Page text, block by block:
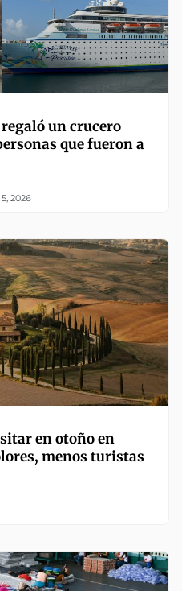
un crucero
que fueron a
2026
en otoño en
menos turistas